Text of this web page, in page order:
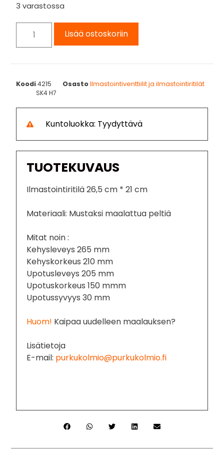
3 varastossa
Lisää ostoskoriin
Koodi4215 OsastoIlmastointiventtiilit ja ilmastointiritilät
SK4 H7
Kuntoluokka: Tyydyttävä
TUOTEKUVAUS
Ilmastointiritilä 26,5 cm * 21 cm
Materiaali: Mustaksi maalattua peltiä
Mitat noin :
Kehysleveys 265 mm
Kehyskorkeus 210 mm
Upotusleveys 205 mm
Upotuskorkeus 150 mmm
Upotussyvyys 30 mm
Huom! Kaipaa uudelleen maalauksen?
Lisätietoja
E-mail: purkukolmio@purkukolmio.fi